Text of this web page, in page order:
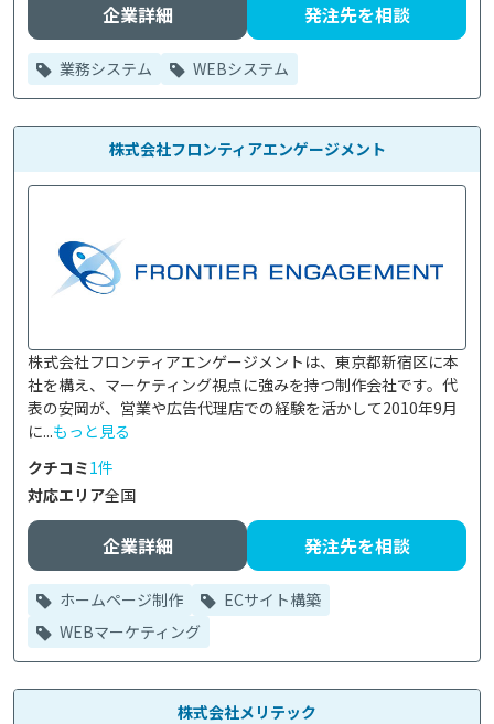
企業詳細 発注先を相談
業務システム WEBシステム
株式会社フロンティアエンゲージメント
株式会社フロンティアエンゲージメントは、東京都新宿区に本
社を構え、マーケティング視点に強みを持つ制作会社です。代
表の安岡が、営業や広告代理店での経験を活かして2010年9月
に...もっと見る
クチコミ1件
対応エリア全国
企業詳細 発注先を相談
ホームページ制作
ECサイト構築
WEBマーケティング
株式会社メリテック